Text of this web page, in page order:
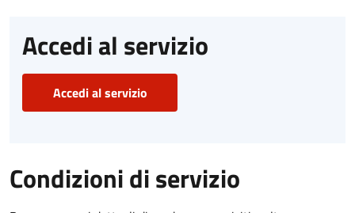
Accedi al servizio
Accedi al servizio
Condizioni di servizio